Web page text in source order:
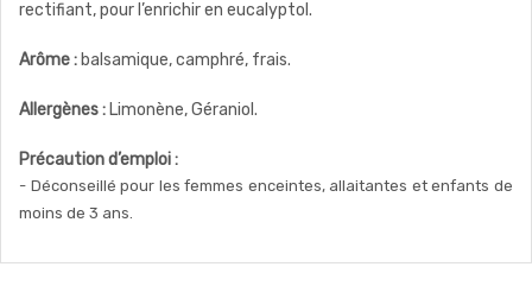
rectifiant, pour l’enrichir en eucalyptol.
Arôme : balsamique, camphré, frais.
Allergènes : Limonène, Géraniol.
Précaution d’emploi :
- Déconseillé pour les femmes enceintes, allaitantes et enfants de
moins de 3 ans.